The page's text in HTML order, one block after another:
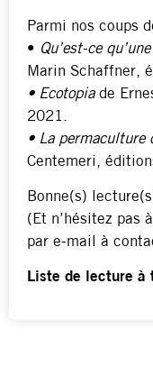
Parmi nos coups
• Qu’est-ce
Marin Schaffner,
• Ecotopiade
2021.
• La permaculture
Centemeri,
Bonne(s)
(Et n’hésitez pas
par e-mail à
Liste de lecture à